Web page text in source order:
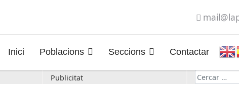
Inici Poblacions Seccions Contactar
Publicitat Cerca